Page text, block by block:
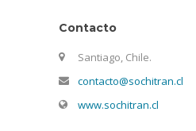
Contacto
Santiago, Chile.
contacto@sochitran.cl
www.sochitran.cl